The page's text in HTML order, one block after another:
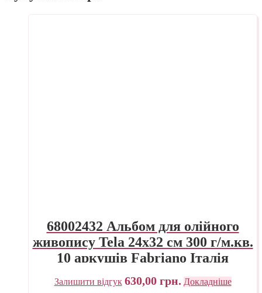
68002432 Альбом для олійного
живопису Tela 24х32 см 300 г/м.кв.
10 аркушів Fabriano Італія
Залишити відгук 630,00 грн. Докладніше